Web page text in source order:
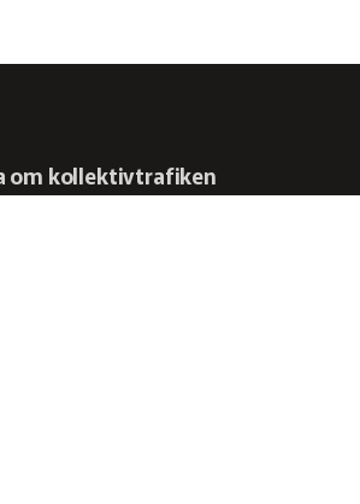
om kollektivtrafiken